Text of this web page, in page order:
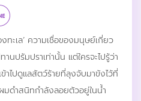
ทะเล’ ความเชื่อของมนุษย์เกี่ยว
นปรัมปราเท่านั้น แต่ใครจะไปรู้ว่า
าไปดูแลสัตว์ร้ายที่ลุงจับมาขังไว้ที่
ดำสนิทกำลังลอยตัวอยู่ในน้ำ